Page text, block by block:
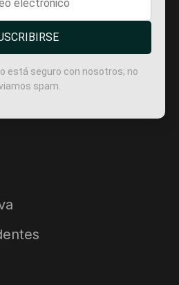
está seguro con nosotros; no
spam.